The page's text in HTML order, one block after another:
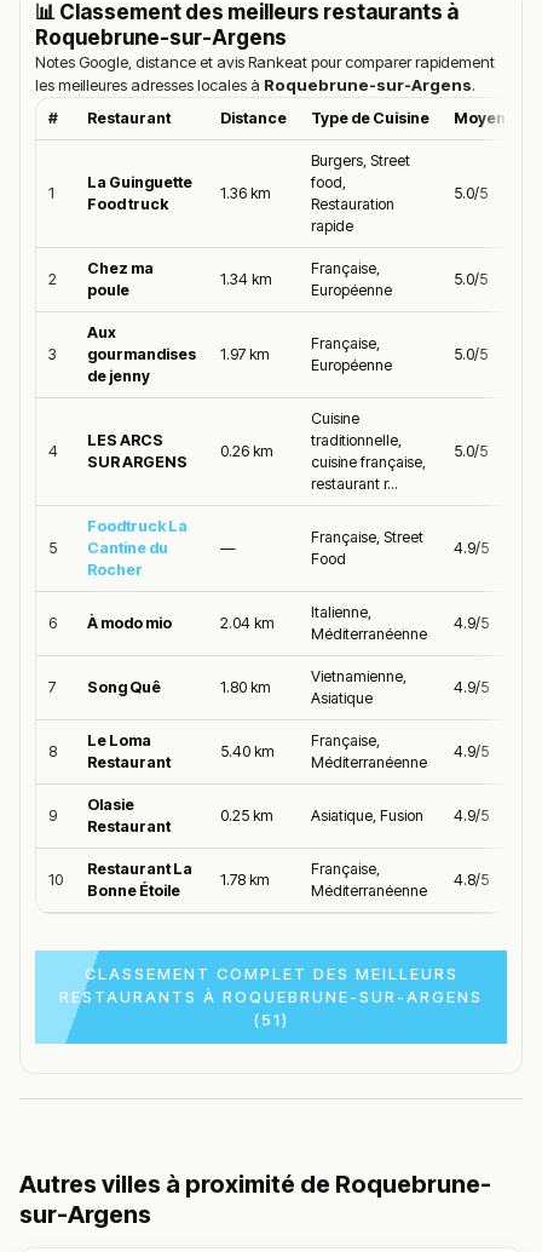
📊 Classement des meilleurs restaurants à
Roquebrune-sur-Argens
Notes Google, distance et avis Rankeat pour comparer rapidement
les meilleures adresses locales à Roquebrune-sur-Argens.
# Restaurant Distance Type de Cuisine Moyenne
1
La Guinguette
Food truck
1.36 km
Burgers, Street
food,
Restauration
rapide
5.0/5
2
Chez ma
poule
1.34 km
Française,
Européenne
5.0/5
3
Aux
gourmandises
de jenny
1.97 km
Française,
Européenne
5.0/5
4
LES ARCS
SUR ARGENS
0.26 km
Cuisine
traditionnelle,
cuisine française,
restaurant r...
5.0/5
5
Foodtruck La
Cantine du
Rocher
—
Française, Street
Food
4.9/5
6 À modo mio 2.04 km
Italienne,
Méditerranéenne
4.9/5
7 Song Quê 1.80 km
Vietnamienne,
Asiatique
4.9/5
8
Le Loma
Restaurant
5.40 km
Française,
Méditerranéenne
4.9/5
9
Olasie
Restaurant
0.25 km Asiatique, Fusion 4.9/5
10
Restaurant La
Bonne Étoile
1.78 km
Française,
Méditerranéenne
4.8/5
CLASSEMENT COMPLET DES MEILLEURS
RESTAURANTS À ROQUEBRUNE-SUR-ARGENS
(51)
Autres villes à proximité de Roquebrune-
sur-Argens